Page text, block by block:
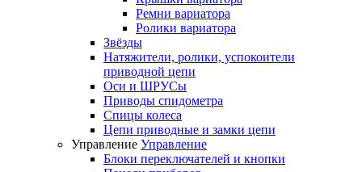
Ремни вариатора
Ролики вариатора
Звёзды
Натяжители, ролики, успокоители
приводной цепи
Оси и ШРУСы
Приводы спидометра
Спицы колеса
Цепи приводные и замки цепи
Управление Управление
Блоки переключателей и кнопки